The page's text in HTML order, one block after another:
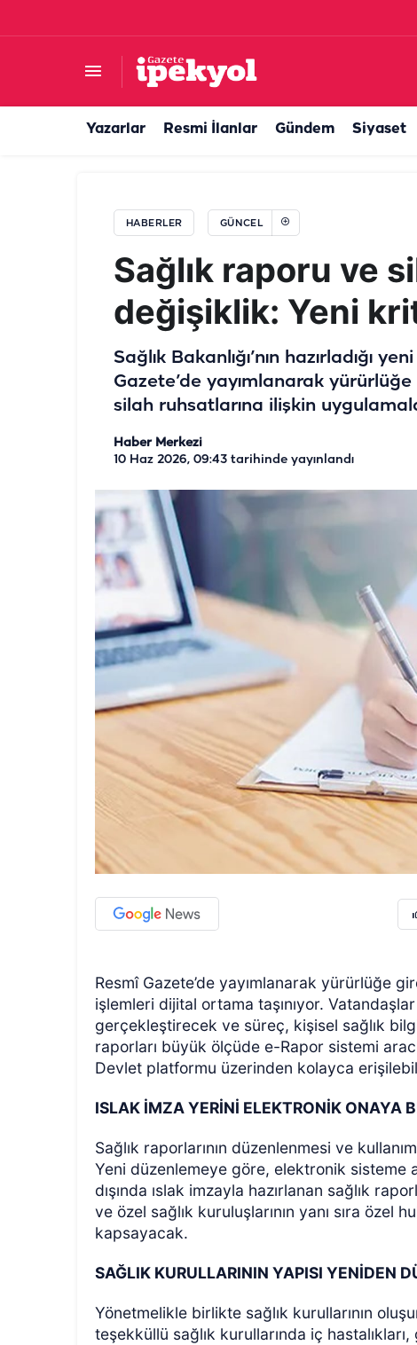
Yazarlar Resmi İlanlar Gündem Siyaset
HABERLER GÜNCEL
Sağlık raporu ve
değişiklik: Yeni
Sağlık Bakanlığı’nın hazırladığı
Gazete’de yayımlanarak
silah ruhsatlarına ilişkin
Haber Merkezi
10 Haz 2026, 09:43 tarihinde yayınlandı
Resmî Gazete’de yayımlanarak yürürlüğe
işlemleri dijital ortama taşınıyor.
gerçekleştirecek ve süreç, kişisel sağlık
raporları büyük ölçüde e-Rapor sistemi
Devlet platformu üzerinden kolayca
ISLAK İMZA YERİNİ ELEKTRONİK ONAYA
Sağlık raporlarının düzenlenmesi ve
Yeni düzenlemeye göre, elektronik sisteme
dışında ıslak imzayla hazırlanan sağlık
ve özel sağlık kuruluşlarının yanı sıra
kapsayacak.
SAĞLIK KURULLARININ YAPISI YENİDEN
Yönetmelikle birlikte sağlık kurullarının
teşekküllü sağlık kurullarında iç
Şanlıurfa’nın tarihi hazinesi gün yüzüne çıktı!